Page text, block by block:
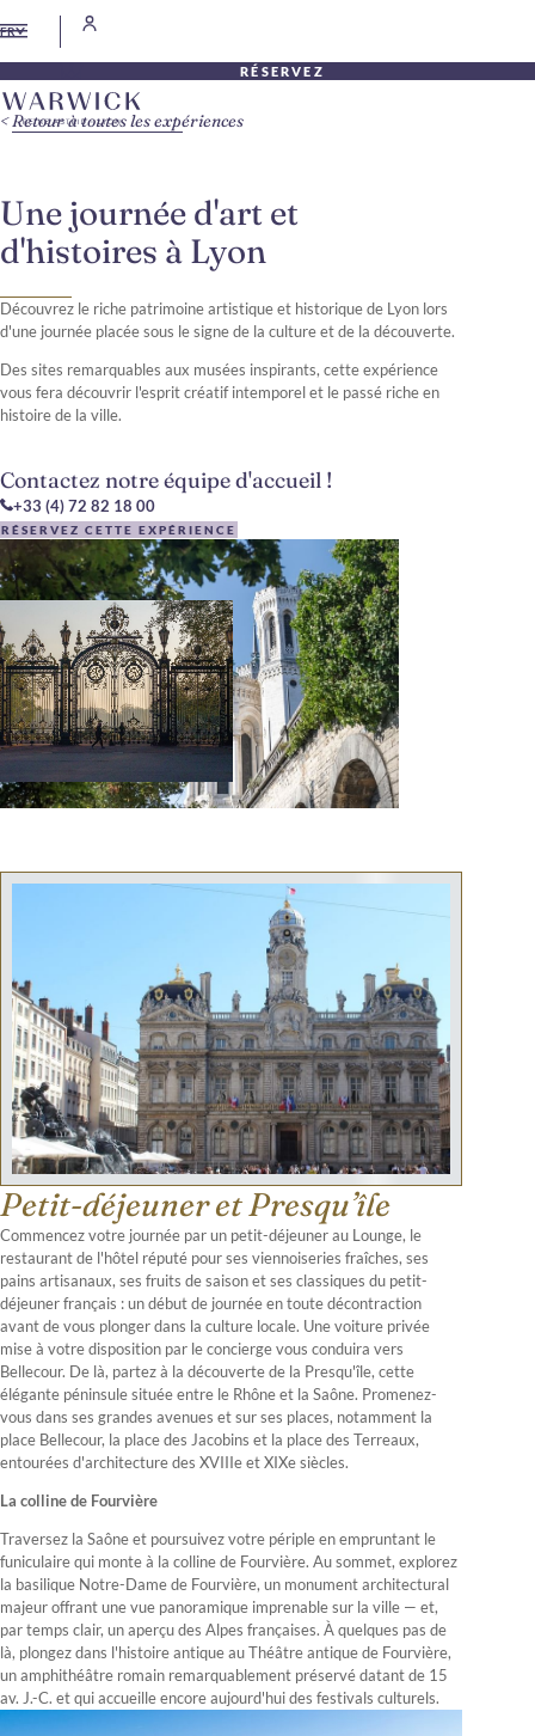
FR
RÉSERVEZ
Une journée d'art et
d'histoires à Lyon
Découvrez le riche patrimoine artistique et historique de Lyon lors
d'une journée placée sous le signe de la culture et de la découverte.
Des sites remarquables aux musées inspirants, cette expérience
vous fera découvrir l'esprit créatif intemporel et le passé riche en
histoire de la ville.
Contactez notre équipe d'accueil !
+33 (4) 72 82 18 00
RÉSERVEZ CETTE EXPÉRIENCE
Retour à toutes les expériences
Petit-déjeuner et Presqu’île
Commencez votre journée par un petit-déjeuner au Lounge, le
restaurant de l'hôtel réputé pour ses viennoiseries fraîches, ses
pains artisanaux, ses fruits de saison et ses classiques du petit-
déjeuner français : un début de journée en toute décontraction
avant de vous plonger dans la culture locale. Une voiture privée
mise à votre disposition par le concierge vous conduira vers
Bellecour. De là, partez à la découverte de la Presqu'île, cette
élégante péninsule située entre le Rhône et la Saône. Promenez-
vous dans ses grandes avenues et sur ses places, notamment la
place Bellecour, la place des Jacobins et la place des Terreaux,
entourées d'architecture des XVIIIe et XIXe siècles.
La colline de Fourvière
Traversez la Saône et poursuivez votre périple en empruntant le
funiculaire qui monte à la colline de Fourvière. Au sommet, explorez
la basilique Notre-Dame de Fourvière, un monument architectural
majeur offrant une vue panoramique imprenable sur la ville — et,
par temps clair, un aperçu des Alpes françaises. À quelques pas de
là, plongez dans l'histoire antique au Théâtre antique de Fourvière,
un amphithéâtre romain remarquablement préservé datant de 15
av. J.-C. et qui accueille encore aujourd'hui des festivals culturels.